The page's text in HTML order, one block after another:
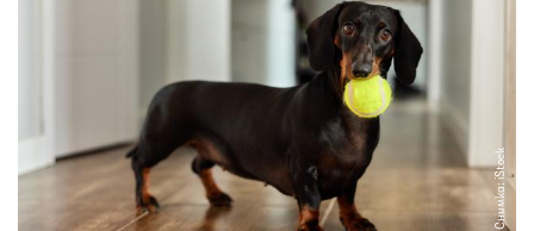
Снимка: iStock